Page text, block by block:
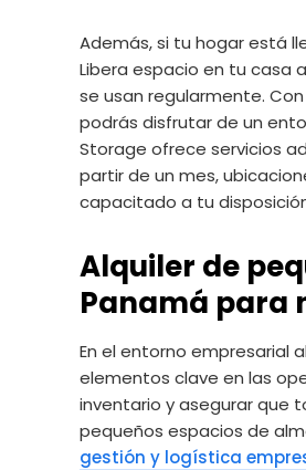
Además, si tu hogar está
Libera espacio en tu casa
se usan regularmente.
podrás disfrutar de un
Storage ofrece servicios
partir de un mes,
capacitado a tu
Alquiler de
Panamá para
En el entorno empresarial
elementos clave en las
inventario y asegurar que
pequeños espacios de
gestión y logística